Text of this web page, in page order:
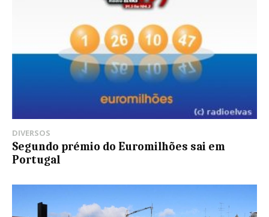
DIVERSOS
Segundo prémio do Euromilhões sai em
Portugal